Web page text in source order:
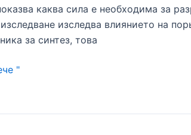
каква сила е необходима за
изследва влиянието на
за синтез, това
"